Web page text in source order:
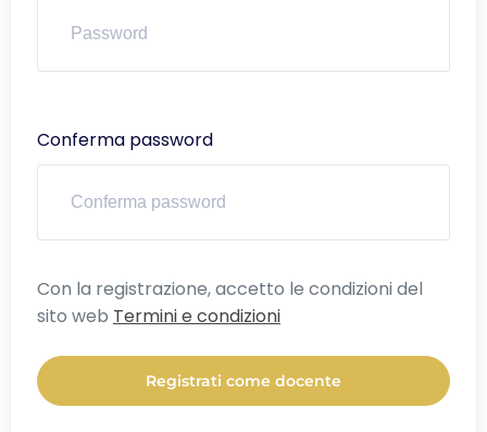
Conferma password
Alternative:
Con la registrazione, accetto le condizioni del
sito web Termini e condizioni
Registrati come docente